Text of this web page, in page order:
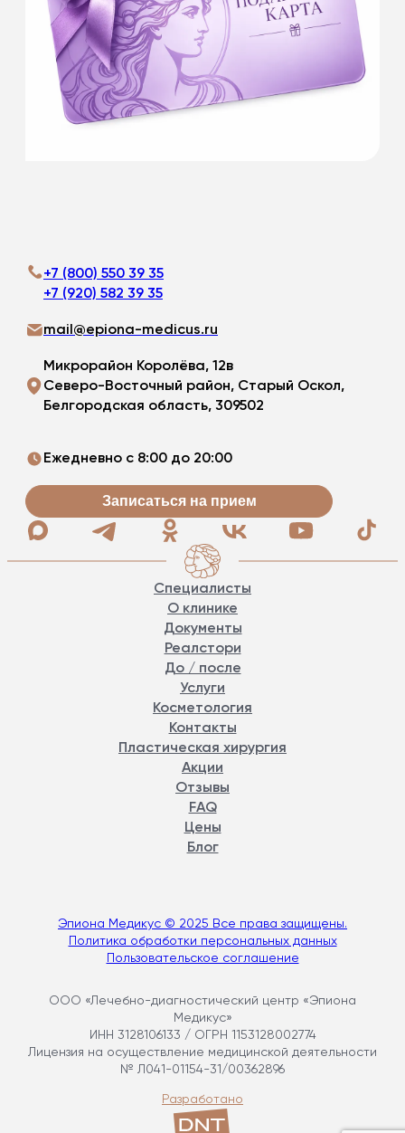
10 000 руб.
Это будет самый лучший подарок. Красота
+7 (800) 550 39 35
+7 (920) 582 39 35
mail@epiona-medicus.ru
Микрорайон Королёва, 12в
Северо-Восточный район, Старый Оскол,
Белгородская область, 309502
Ежедневно с 8:00 до 20:00
Записаться на прием
Специалисты
О клинике
Документы
Реалстори
До / после
Услуги
Косметология
Контакты
Пластическая хирургия
Акции
Отзывы
FAQ
Цены
Блог
ООО «Лечебно-диагностический центр «Эпиона
Медикус»
ИНН 3128106133 / ОГРН 1153128002774
Лицензия на осуществление медицинской деятельности
№ Л041-01154-31/00362896
Эпиона Медикус © 2025 Все права защищены.
Политика обработки персональных данных
Пользовательское соглашение
Разработано